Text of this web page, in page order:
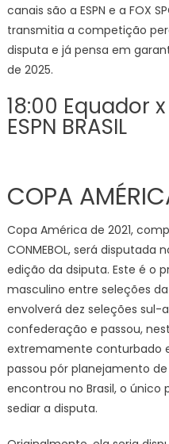
canais são a ESPN e a FOX
transmitia a competição
disputa e já pensa em
de 2025.
18:00 Equador
ESPN BRASIL
COPA
Copa América de 2021,
CONMEBOL, será disputada
edição da dsiputa. Este é o
masculino entre seleções
envolverá dez seleções sul-
confederação e passou,
extremamente conturbado
passou pór planejamento
encontrou no Brasil, o único
sediar a disputa.